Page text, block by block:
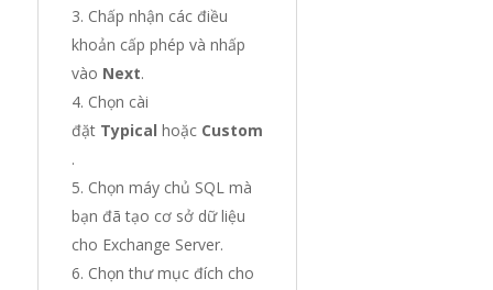
Chấp nhận các điều
khoản cấp phép và nhấp
vào Next.
Chọn cài
đặt Typical hoặc Custom
.
Chọn máy chủ SQL mà
bạn đã tạo cơ sở dữ liệu
cho Exchange Server.
Chọn thư mục đích cho